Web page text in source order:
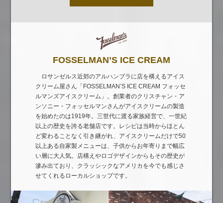
FOSSELMAN’S ICE CREAM
ロサンゼルス近郊のアルハンブラに店を構えるアイス
クリーム屋さん「FOSSELMAN’S ICE CREAM フォッセ
ルマンズアイスクリーム」。創業者のクリスチャン・ア
ンソニー・フォッセルマンさんがアイスクリームの製造
を始めたのは1919年。三世代に渡る家族経営で、一世紀
以上の歴史を誇る老舗店です。レシピは当時からほとん
ど変わることなく引き継がれ、アイスクリームだけで50
以上ある自家製メニューは、子供からお年寄りまで幅広
い層に大人気。店構えやロゴデザインからもその歴史が
滲み出ており、クラッシックなアメリカを今でも感じさ
せてくれるローカルショップです。